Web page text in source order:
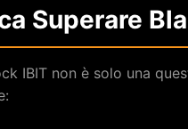
Superare
IBIT non è solo una